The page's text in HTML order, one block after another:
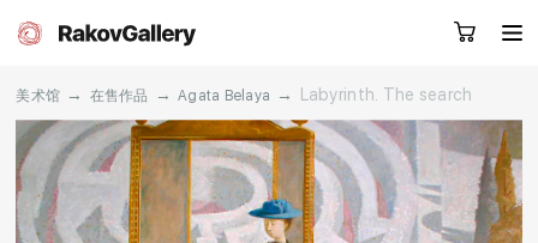
RU EN CN
请留下您的微信号，我们会联系您
美术馆 → 在售作品 → Agata Belaya → Labyrinth. The search